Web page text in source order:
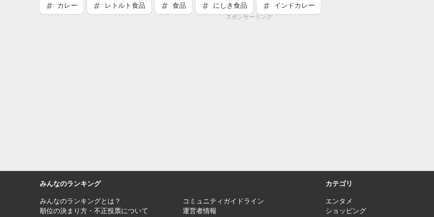
カレー レトルト食品 食品 にしき食品 インドカレー
スポンサーリンク
みんなのランキング
みんなのランキングとは？
コミュニティガイドライン
順位の決まり方・不正投票について
運営者情報
カテゴリ
エンタメ
ショッピング